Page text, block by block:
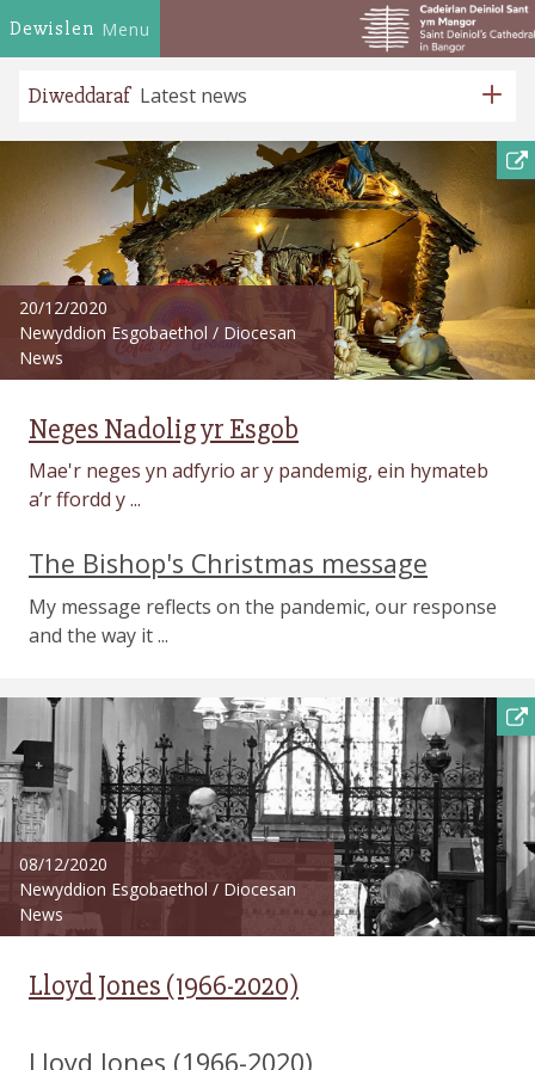
Dewislen Menu
Diweddaraf Latest news
20/12/2020
Newyddion Esgobaethol / Diocesan
News
Neges Nadolig yr Esgob
Mae'r neges yn adfyrio ar y pandemig, ein hymateb
a’r ffordd y ...
The Bishop's Christmas message
My message reflects on the pandemic, our response
and the way it ...
08/12/2020
Newyddion Esgobaethol / Diocesan
News
Lloyd Jones (1966-2020)
Lloyd Jones (1966-2020)